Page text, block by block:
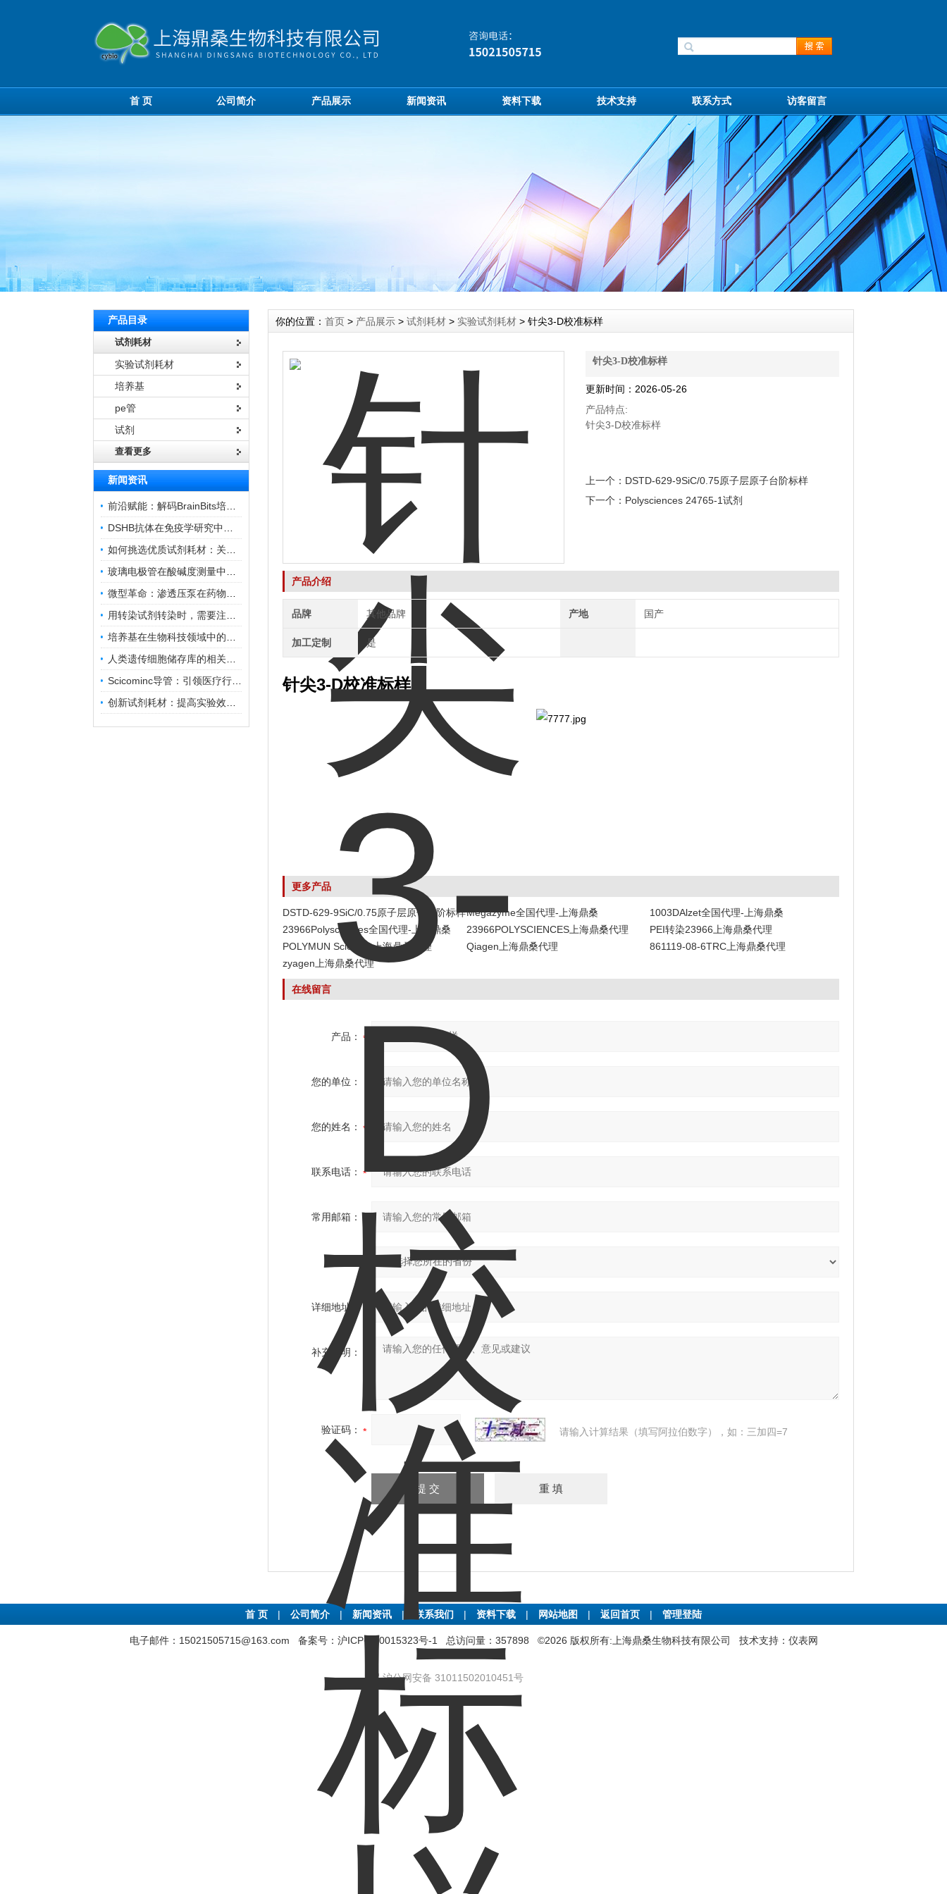
首 页 公司简介 产品展示 新闻资讯 资料下载 技术支持 联系方式 访客留言
产品目录
试剂耗材
实验试剂耗材
培养基
pe管
试剂
查看更多
新闻资讯
你的位置： 首页 > 产品展示 > 试剂耗材 > 实验试剂耗材 > 针尖3-D校准标样
针尖3-D校准标样
更新时间：2026-05-26
产品特点:
针尖3-D校准标样
上一个： DSTD-629-9SiC/0.75原子层原子台阶标样
下一个： Polysciences 24765-1试剂
产品介绍
品牌 其他品牌 产地 国产
加工定制 是
针尖3-D校准标样
更多产品
DSTD-629-9SiC/0.75原子层原子台阶标样Megazyme全国代理-上海鼎桑
1003DAlzet全国代理-上海鼎桑
23966Polysciences全国代理-上海鼎桑
23966POLYSCIENCES上海鼎桑代理
PEI转染23966上海鼎桑代理
POLYMUN Scientific上海鼎桑代理
Qiagen上海鼎桑代理
861119-08-6TRC上海鼎桑代理
zyagen上海鼎桑代理
在线留言
产品：
您的单位：
您的姓名：
联系电话：
常用邮箱：
详细地址：
补充说明：
验证码： 请输入计算结果（填写阿拉伯数字），如：三加四=7
首 页 | 公司简介 | 新闻资讯 | 联系我们 | 资料下载 | 网站地图 | 返回首页 | 管理登陆
电子邮件：15021505715@163.com 备案号：沪ICP备20015323号-1 总访问量：357898 ©2026 版权所有:上海鼎桑生物科技有限公司 技术支持： 仪表网
沪公网安备 31011502010451号